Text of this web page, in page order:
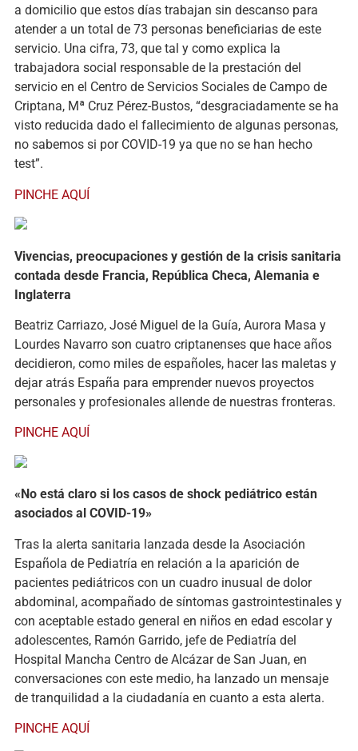
a domicilio que estos días trabajan sin descanso para
atender a un total de 73 personas beneficiarias de este
servicio. Una cifra, 73, que tal y como explica la
trabajadora social responsable de la prestación del
servicio en el Centro de Servicios Sociales de Campo de
Criptana, Mª Cruz Pérez-Bustos, “desgraciadamente se ha
visto reducida dado el fallecimiento de algunas personas,
no sabemos si por COVID-19 ya que no se han hecho
test”.
PINCHE AQUÍ
Vivencias, preocupaciones y gestión de la crisis sanitaria
contada desde Francia, República Checa, Alemania e
Inglaterra
Beatriz Carriazo, José Miguel de la Guía, Aurora Masa y
Lourdes Navarro son cuatro criptanenses que hace años
decidieron, como miles de españoles, hacer las maletas y
dejar atrás España para emprender nuevos proyectos
personales y profesionales allende de nuestras fronteras.
PINCHE AQUÍ
«No está claro si los casos de shock pediátrico están
asociados al COVID-19»
Tras la alerta sanitaria lanzada desde la Asociación
Española de Pediatría en relación a la aparición de
pacientes pediátricos con un cuadro inusual de dolor
abdominal, acompañado de síntomas gastrointestinales y
con aceptable estado general en niños en edad escolar y
adolescentes, Ramón Garrido, jefe de Pediatría del
Hospital Mancha Centro de Alcázar de San Juan, en
conversaciones con este medio, ha lanzado un mensaje
de tranquilidad a la ciudadanía en cuanto a esta alerta.
PINCHE AQUÍ